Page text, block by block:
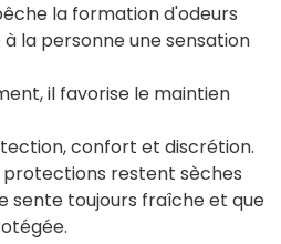
la formation d'odeurs
la personne une sensation
il favorise le maintien
confort et discrétion.
restent sèches
sente toujours fraîche et que